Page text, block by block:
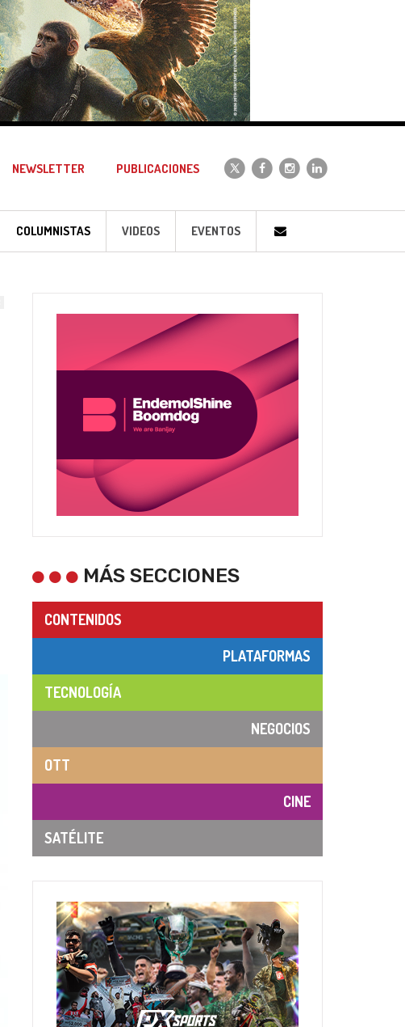
NEWSLETTER PUBLICACIONES
COLUMNISTAS VIDEOS EVENTOS
MÁS SECCIONES
CONTENIDOS
PLATAFORMAS
TECNOLOGÍA
NEGOCIOS
OTT
CINE
SATÉLITE